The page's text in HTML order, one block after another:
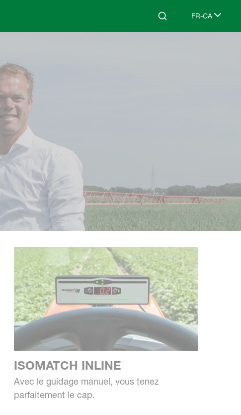
Search FR-CA
Select
ISOMATCH INLINE
Avec le guidage manuel, vous tenez
parfaitement le cap.